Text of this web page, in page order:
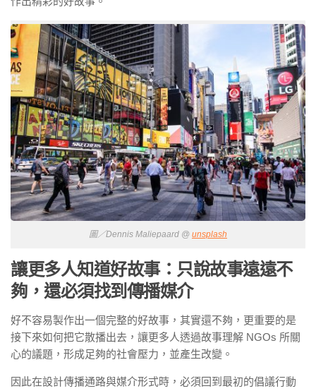
圖／Dennis Maliepaard @ unsplash
讓更多人知道好故事：只說故事遠遠不
夠，還必須找到傳播媒介
好不容易製作出一個完整的好故事，其實還不夠，更重要的是
接下來如何把它散播出去，讓更多人透過故事理解 NGOs 所關
心的議題，形成足夠的社會壓力，並產生改變。
因此在設計傳播通路與媒介形式時，必須回到最初的倡議行動